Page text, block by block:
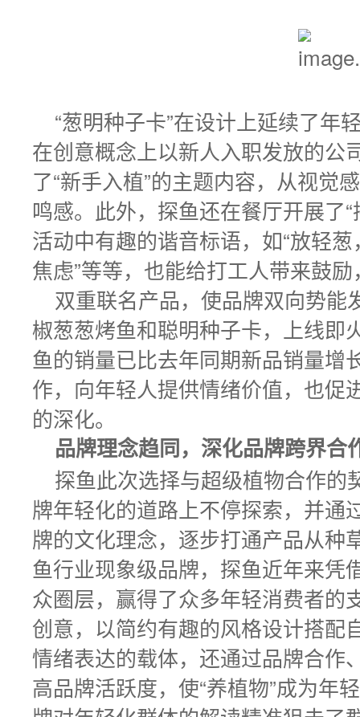
“葱明种子卡”在设计上延续了年
在创意概念上以新人入职发放的公
了“新手入植”的主题内容，从视觉
鸣感。此外，探鱼还在餐厅开展了
活动中有趣的谐音标语，如“放轻
焦虑”等等，也能给打工人带来鼓
双重联名产品，使品牌双向势能
椒葱葱烤鱼和聪明种子卡，上线即
鱼的销量已比去年同期新品销量增
作，向年轻人提供情绪价值，也促
的深化。
品牌理念趋同，深化品牌跨界合
探鱼此次选择与超级植物合作的
牌年轻化的道路上不停探索，并通
牌的文化理念，逐步打通产品从种
鱼行业现象级品牌，探鱼近年来凭
众圈层，赢得了众多年轻消费者的
创意，以简约有趣的风格设计搭配
情绪表达的载体，还通过品牌合作
高品牌活跃度，使“养植物”成为年